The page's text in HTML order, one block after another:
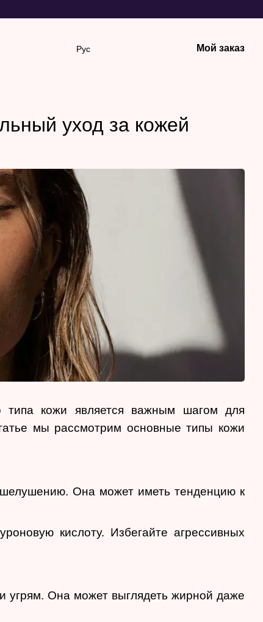
Рус Мой заказ
уход за кожей
типа кожи является важным шагом для
мы рассмотрим основные типы кожи
Она может иметь тенденцию к
кислоту. Избегайте агрессивных
угрям. Она может выглядеть жирной даже